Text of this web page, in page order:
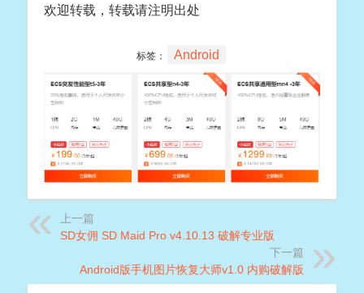
欢迎转载，转载请注明出处
标签： Android
上一篇
SD女佣 SD Maid Pro v4.10.13 破解专业版
下一篇
Android版手机图片恢复大师v1.0 内购破解版